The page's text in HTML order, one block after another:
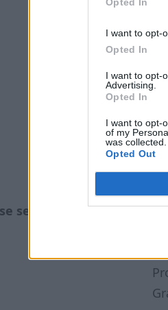
I want to opt-
Opted In
I want to opt-
Advertising.
Opted In
I want to opt-
of my
was collected.
Opted Out
senza condimento: